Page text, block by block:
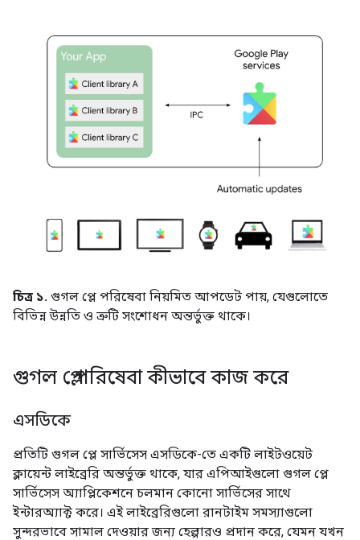
চিত্র ১. গুগল প্লে পরিষেবা নিয়মিত আপডেট পায়, যেগুলোতে
বিভিন্ন উন্নতি ও ত্রুটি সংশোধন অন্তর্ভুক্ত থাকে।
গুগল প্লে পরিষেবা কীভাবে কাজ করে
এসডিকে
প্রতিটি গুগল প্লে সার্ভিসেস এসডিকে-তে একটি লাইটওয়েট
ক্লায়েন্ট লাইব্রেরি অন্তর্ভুক্ত থাকে, যার এপিআইগুলো গুগল প্লে
সার্ভিসেস অ্যাপ্লিকেশনে চলমান কোনো সার্ভিসের সাথে
ইন্টারঅ্যাক্ট করে। এই লাইব্রেরিগুলো রানটাইম সমস্যাগুলো
সুন্দরভাবে সামাল দেওয়ার জন্য হেল্পারও প্রদান করে, যেমন যখন